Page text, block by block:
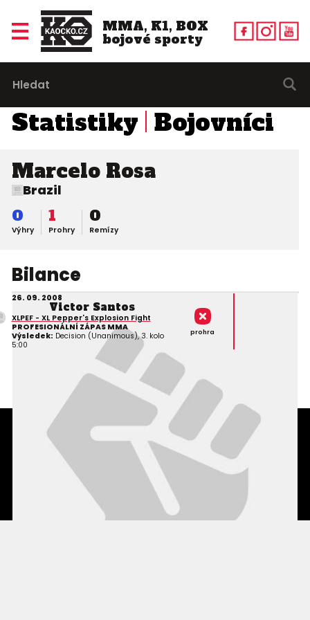
MMA, K1, BOX
bojové sporty
Statistiky Bojovníci
Marcelo Rosa
Brazil
Výhry
0
Prohry
1
Remízy
0
Bilance
26. 09. 2008
Victor Santos
XLPEF - XL Pepper's Explosion Fight
PROFESIONÁLNÍ ZÁPAS MMA
Výsledek: Decision (Unanimous), 3. kolo
5:00
prohra
Podmínky užití webového rozhraní
Souhlas s používáním osobních údajů
Statistiky
Kontakty